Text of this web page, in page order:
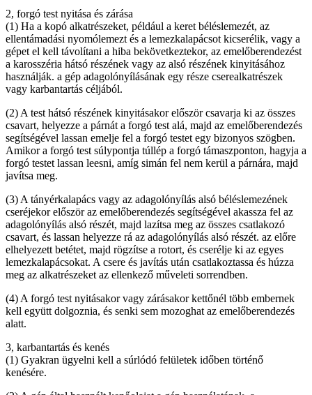
2, forgó test nyitása és zárása
(1) Ha a kopó alkatrészeket, például a keret béléslemezét, az
ellentámadási nyomólemezt és a lemezkalapácsot kicserélik, vagy a
gépet el kell távolítani a hiba bekövetkeztekor, az emelőberendezést
a karosszéria hátsó részének vagy az alsó részének kinyitásához
használják. a gép adagolónyílásának egy része cserealkatrészek
vagy karbantartás céljából.
(2) A test hátsó részének kinyitásakor először csavarja ki az összes
csavart, helyezze a párnát a forgó test alá, majd az emelőberendezés
segítségével lassan emelje fel a forgó testet egy bizonyos szögben.
Amikor a forgó test súlypontja túllép a forgó támaszponton, hagyja a
forgó testet lassan leesni, amíg simán fel nem kerül a párnára, majd
javítsa meg.
(3) A tányérkalapács vagy az adagolónyílás alsó béléslemezének
cseréjekor először az emelőberendezés segítségével akassza fel az
adagolónyílás alsó részét, majd lazítsa meg az összes csatlakozó
csavart, és lassan helyezze rá az adagolónyílás alsó részét. az előre
elhelyezett betétet, majd rögzítse a rotort, és cserélje ki az egyes
lemezkalapácsokat. A csere és javítás után csatlakoztassa és húzza
meg az alkatrészeket az ellenkező műveleti sorrendben.
(4) A forgó test nyitásakor vagy zárásakor kettőnél több embernek
kell együtt dolgoznia, és senki sem mozoghat az emelőberendezés
alatt.
3, karbantartás és kenés
(1) Gyakran ügyelni kell a súrlódó felületek időben történő
kenésére.